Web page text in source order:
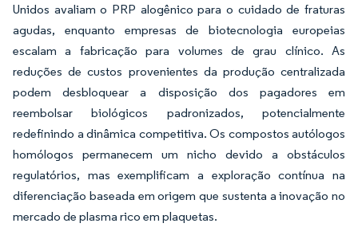
Unidos avaliam o PRP alogênico para o cuidado de fraturas
agudas, enquanto empresas de biotecnologia europeias
escalam a fabricação para volumes de grau clínico. As
reduções de custos provenientes da produção centralizada
podem desbloquear a disposição dos pagadores em
reembolsar biológicos padronizados, potencialmente
redefinindo a dinâmica competitiva. Os compostos autólogos
homólogos permanecem um nicho devido a obstáculos
regulatórios, mas exemplificam a exploração contínua na
diferenciação baseada em origem que sustenta a inovação no
mercado de plasma rico em plaquetas.